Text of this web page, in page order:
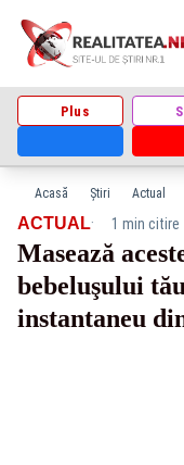
Plus
Acasă Știri Actual
ACTUAL· 1 min citire
Masează
bebeluşului
instantaneu